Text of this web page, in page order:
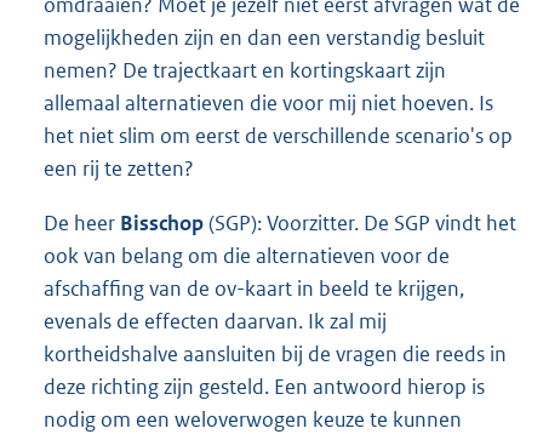
mogelijkheden zijn en dan een verstandig besluit
nemen? De trajectkaart en kortingskaart zijn
allemaal alternatieven die voor mij niet hoeven. Is
het niet slim om eerst de verschillende scenario's op
een rij te zetten?
De heer Bisschop(SGP): Voorzitter. De SGP vindt het
ook van belang om die alternatieven voor de
afschaffing van de ov-kaart in beeld te krijgen,
evenals de effecten daarvan. Ik zal mij
kortheidshalve aansluiten bij de vragen die reeds in
deze richting zijn gesteld. Een antwoord hierop is
nodig om een weloverwogen keuze te kunnen